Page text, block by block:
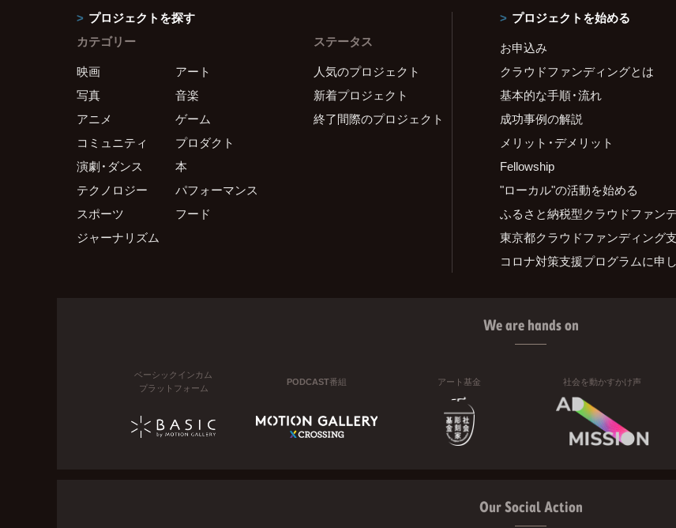
プロジェクトを探す
カテゴリー
映画
アート
写真
音楽
アニメ
ゲーム
コミュニティ
プロダクト
演劇・ダンス
本
テクノロジー
パフォーマンス
スポーツ
フード
ジャーナリズム
ステータス
人気のプロジェクト
新着プロジェクト
終了間際のプロジェクト
プロジェクトを始める
お申込み
クラウドファンディングとは
基本的な手順・流れ
成功事例の解説
メリット・デメリット
Fellowship
"ローカル"の活動を始める
ふるさと納税型クラウドファン
東京都クラウドファンディング
コロナ対策支援プログラムに申
We are hands on
ベーシックインカム
プラットフォーム
PODCAST番組 アート基金 社会を動かすかけ声
Our Social Action